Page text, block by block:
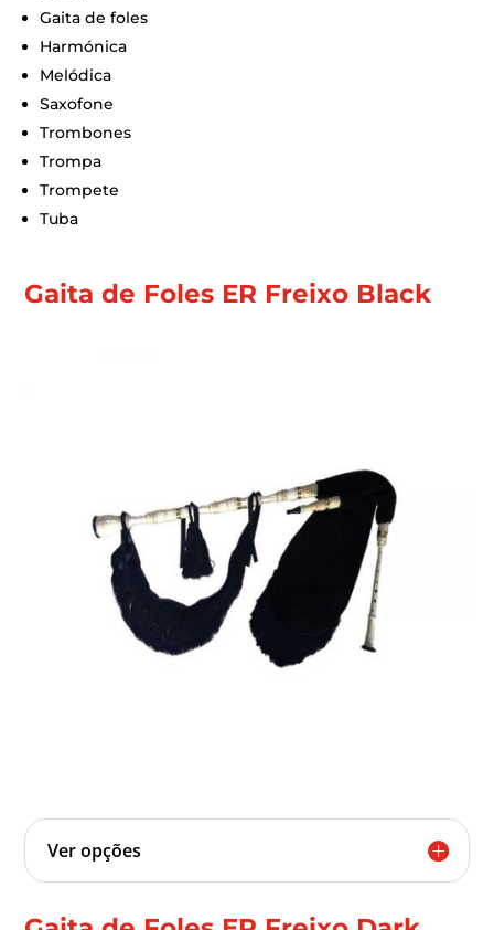
Gaita de foles
Harmónica
Melódica
Saxofone
Trombones
Trompa
Trompete
Tuba
Gaita de Foles ER Freixo Black
Ver opções